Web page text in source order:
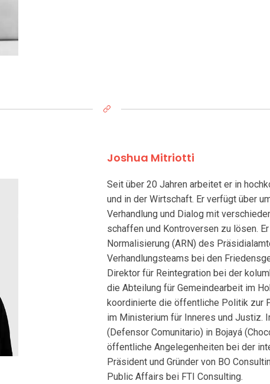
Joshua Mitriotti
Seit über 20 Jahren arbeitet er in
und in der Wirtschaft. Er verfügt über
Verhandlung und Dialog mit
schaffen und Kontroversen zu lösen.
Normalisierung (ARN) des
Verhandlungsteams bei den
Direktor für Reintegration bei der
die Abteilung für Gemeindearbeit im
koordinierte die öffentliche Politik zur
im Ministerium für Inneres und Justiz.
(Defensor Comunitario) in Bojayá
öffentliche Angelegenheiten bei der
Präsident und Gründer von BO
Public Affairs bei FTI Consulting.